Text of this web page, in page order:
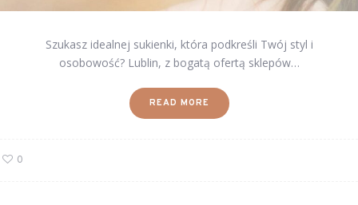
Szukasz idealnej sukienki, która podkreśli Twój styl i
osobowość? Lublin, z bogatą ofertą sklepów…
READ MORE
0